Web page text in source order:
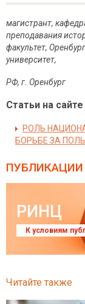
магистрант,
преподавания
факультет,
университет,
РФ, г. Оренбург
Статьи на
РОЛЬ
БОРЬБЕ ЗА
ПУБЛИКАЦИИ
РИНЦ
К условиям
Читайте также